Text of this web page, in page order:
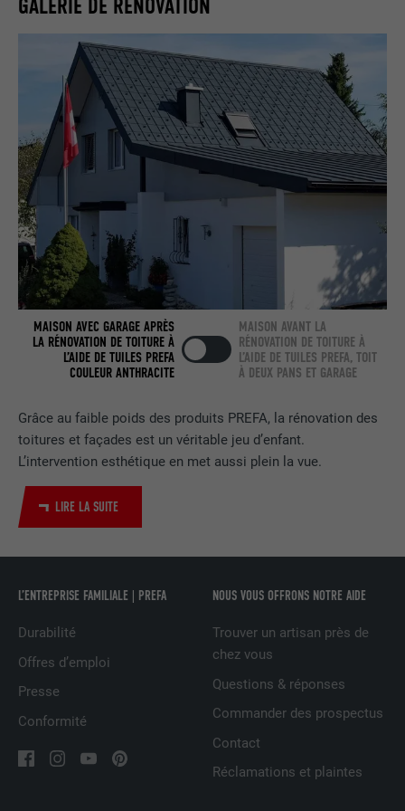
Grâce au faible poids des produits PREFA, la rénovation des
toitures et façades est un véritable jeu d’enfant.
L’intervention esthétique en met aussi plein la vue.
LIRE LA SUITE
GALERIE DE RÉNOVATION
MAISON AVEC GARAGE APRÈS
LA RÉNOVATION DE TOITURE À
L’AIDE DE TUILES PREFA
COULEUR ANTHRACITE
MAISON AVANT LA
RÉNOVATION DE TOITURE À
L’AIDE DE TUILES PREFA, TOIT
À DEUX PANS ET GARAGE
L’ENTREPRISE FAMILIALE | PREFA
Durabilité
Offres d’emploi
Presse
Conformité
NOUS VOUS OFFRONS NOTRE AIDE
Trouver un artisan près de
chez vous
Questions & réponses
Commander des prospectus
Contact
Réclamations et plaintes
Utilisé par LinkedIn lorsqu'un site
nous » intégrée.
NOM bcookie
FOURNISSEUR LinkedIn
2 ans
UTILITÉ
Utilisé par le service de réseau social
LinkedIn pour suivre l'utilisation de
services intégrés.
NOM bscookie
FOURNISSEUR LinkedIn
EXPIRATION 2 ans
Utilisé par le service de réseau social
NOM UserMatchHistory
FOURNISSEUR LinkedIn
EXPIRATION
Est utilisé pour suivre l'utilisateur sur
la publicité adaptée aux préférences de